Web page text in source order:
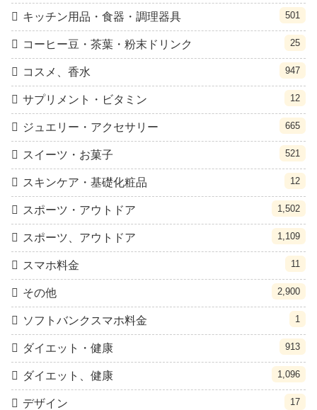
キッチン用品・食器・調理器具 501
コーヒー豆・茶葉・粉末ドリンク 25
コスメ、香水 947
サプリメント・ビタミン 12
ジュエリー・アクセサリー 665
スイーツ・お菓子 521
スキンケア・基礎化粧品 12
スポーツ・アウトドア 1,502
スポーツ、アウトドア 1,109
スマホ料金 11
その他 2,900
ソフトバンクスマホ料金 1
ダイエット・健康 913
ダイエット、健康 1,096
デザイン 17